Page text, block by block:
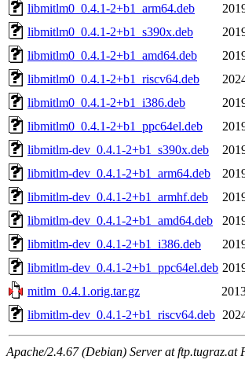
libmitlm0_0.4.1-2+b1_arm64.deb
libmitlm0_0.4.1-2+b1_s390x.deb
libmitlm0_0.4.1-2+b1_amd64.deb
libmitlm0_0.4.1-2+b1_riscv64.deb
libmitlm0_0.4.1-2+b1_i386.deb
libmitlm0_0.4.1-2+b1_ppc64el.deb
libmitlm-dev_0.4.1-2+b1_s390x.deb
libmitlm-dev_0.4.1-2+b1_arm64.deb
libmitlm-dev_0.4.1-2+b1_armhf.deb
libmitlm-dev_0.4.1-2+b1_amd64.deb
libmitlm-dev_0.4.1-2+b1_i386.deb
libmitlm-dev_0.4.1-2+b1_ppc64el.deb
mitlm_0.4.1.orig.tar.gz
libmitlm-dev_0.4.1-2+b1_riscv64.deb
Apache/2.4.67 (Debian) Server at ftp.tugraz.at